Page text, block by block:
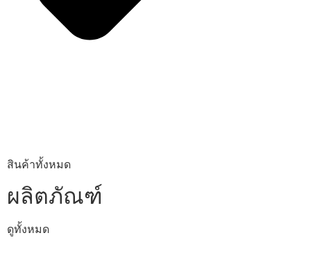
สินค้าทั้งหมด
ผลิตภัณฑ์
ดูทั้งหมด